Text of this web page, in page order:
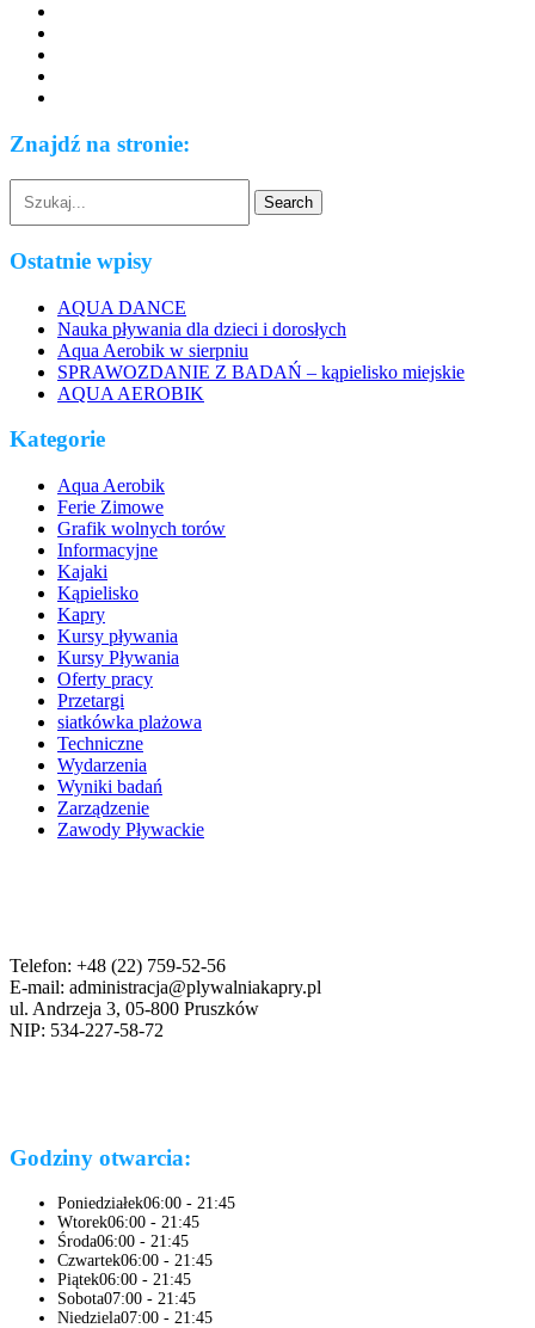
Znajdź na stronie:
Ostatnie wpisy
AQUA DANCE
Nauka pływania dla dzieci i dorosłych
Aqua Aerobik w sierpniu
SPRAWOZDANIE Z BADAŃ – kąpielisko miejskie
AQUA AEROBIK
Kategorie
Aqua Aerobik
Ferie Zimowe
Grafik wolnych torów
Informacyjne
Kajaki
Kąpielisko
Kapry
Kursy pływania
Kursy Pływania
Oferty pracy
Przetargi
siatkówka plażowa
Techniczne
Wydarzenia
Wyniki badań
Zarządzenie
Zawody Pływackie
Telefon: +48 (22) 759-52-56
E-mail: administracja@plywalniakapry.pl
ul. Andrzeja 3, 05-800 Pruszków
NIP: 534-227-58-72
Godziny otwarcia:
Poniedziałek06:00 - 21:45
Wtorek06:00 - 21:45
Środa06:00 - 21:45
Czwartek06:00 - 21:45
Piątek06:00 - 21:45
Sobota07:00 - 21:45
Niedziela07:00 - 21:45